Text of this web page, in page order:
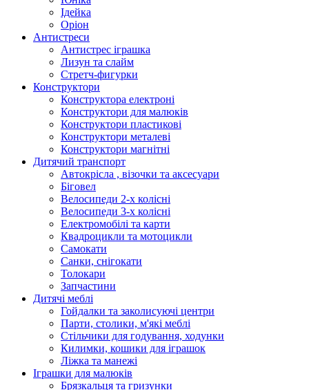
Ідейка
Оріон
Антистреси
Антистрес іграшка
Лизун та слайм
Стретч-фигурки
Конструктори
Конструктора електроні
Конструктори для малюків
Конструктори пластикові
Конструктори металеві
Конструктори магнітні
Дитячий транспорт
Автокрісла , візочки та аксесуари
Біговел
Велосипеди 2-х колісні
Велосипеди 3-х колісні
Електромобілі та карти
Квадроцикли та мотоцикли
Самокати
Санки, снігокати
Толокари
Запчастини
Дитячі меблі
Гойдалки та заколисуючі центри
Парти, столики, м'які меблі
Стільчики для годування, ходунки
Килимки, кошики для іграшок
Ліжка та манежі
Іграшки для малюків
Брязкальця та гризунки